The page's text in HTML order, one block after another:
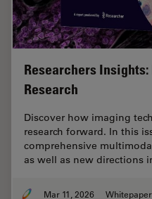
Researchers
Research
Discover how imaging
research forward. In this
comprehensive
as well as new directions
Mar 11, 2026 Whitepaper